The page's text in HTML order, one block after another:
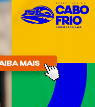
acontece
Cabo Frio
locais na Fonte
teatrais,